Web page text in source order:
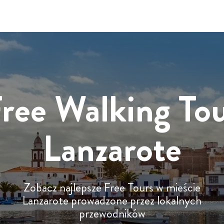
Walking
Lanzarote
Zobacz najlepsze Free Tours w mieście
Lanzarote prowadzone przez lokalnych
przewodników